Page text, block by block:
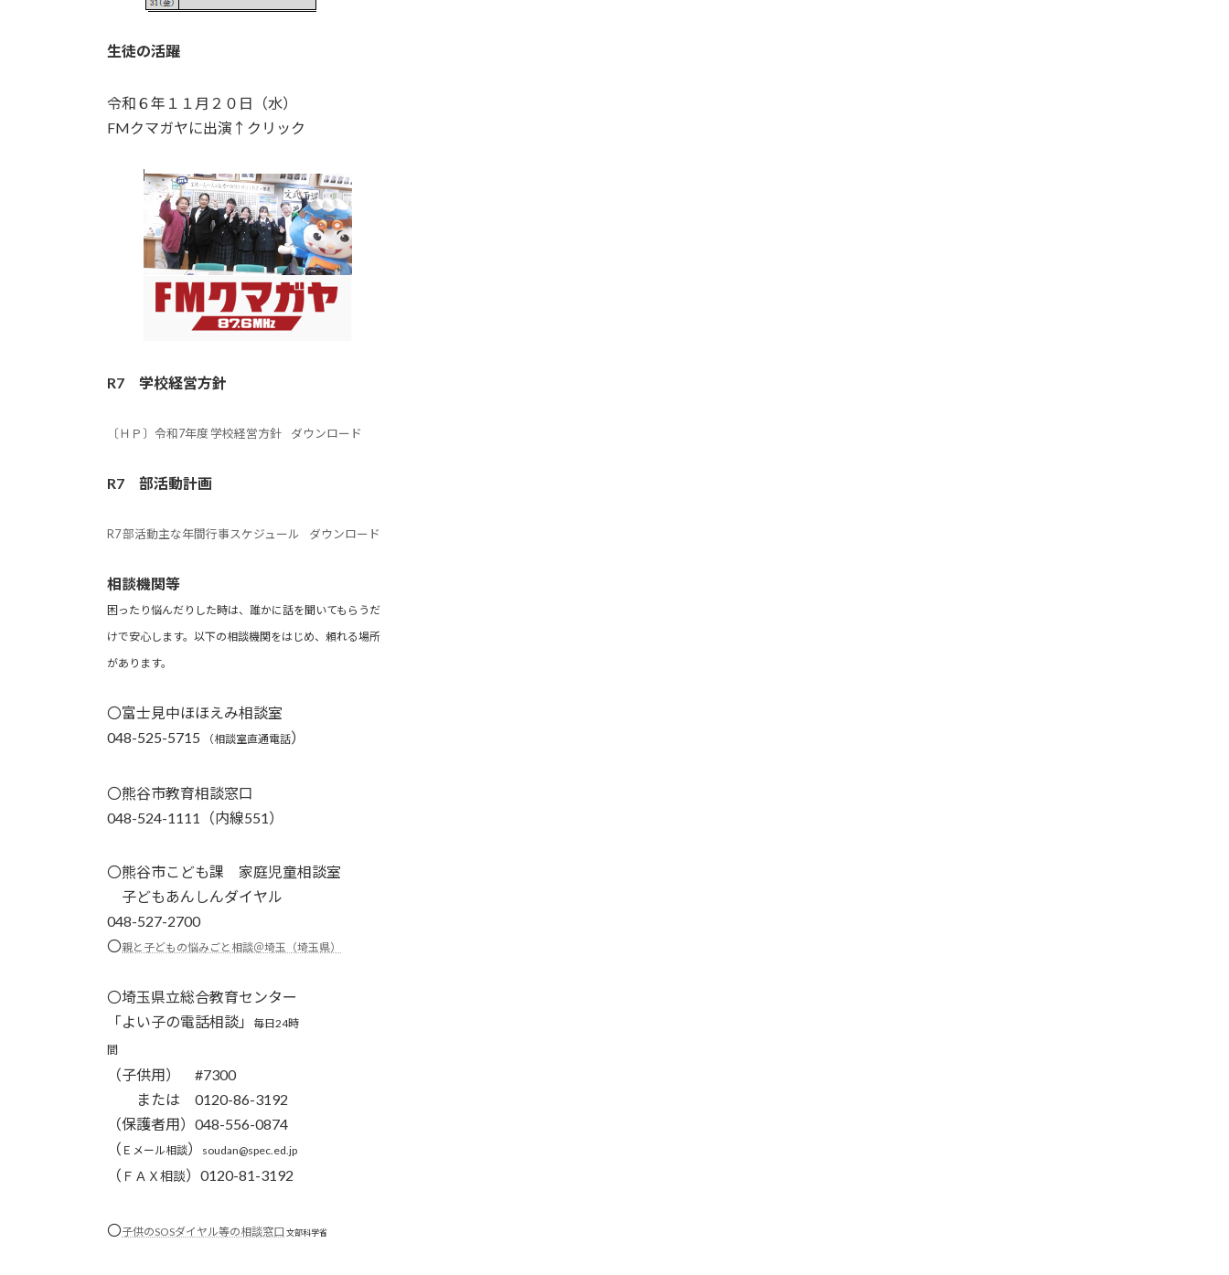
生徒の活躍
令和６年１１月２０日（水）
FMクマガヤに出演↑クリック
R7 学校経営方針
〔ＨＰ〕令和7年度 学校経営方針 ダウンロード
R7 部活動計画
R7 部活動主な年間行事スケジュール ダウンロード
相談機関等
困ったり悩んだりした時は、誰かに話を聞いてもらうだ
けで安心します。以下の相談機関をはじめ、頼れる場所
があります。
〇富士見中ほほえみ相談室
048-525-5715
（相談室直通電話）
〇熊谷市教育相談窓口
048-524-1111（内線551）
〇熊谷市こども課 家庭児童相談室
子どもあんしんダイヤル
048-527-2700
〇親と子どもの悩みごと相談＠埼玉（埼玉県）
〇埼玉県立総合教育センター
「よい子の電話相談」
毎日24時
間
（子供用） #7300
または 0120-86-3192
（保護者用）048-556-0874
（ Ｅメール相談） soudan@spec.ed.jp
（ ＦＡＸ相談）0120-81-3192
〇子供のSOSダイヤル等の相談窓口 文部科学省